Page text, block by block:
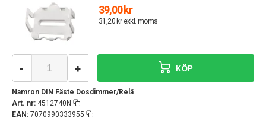
39,00 kr
31,20 kr exkl. moms
Namron DIN Fäste Dosdimmer/Relä
Art. nr: 4512740N
EAN: 7070990333955
- + KÖP